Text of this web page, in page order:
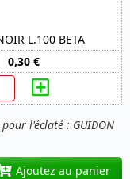
pour l'éclaté : GUIDON
L.100 BETA
0,30 €
Ajoutez au panier